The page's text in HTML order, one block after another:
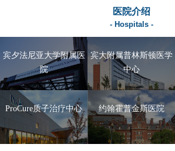
医院介绍
- Hospitals -
宾夕法尼亚大学附属医
院
宾大附属普林斯顿医学
中心
ProCure质子治疗中心 约翰霍普金斯医院